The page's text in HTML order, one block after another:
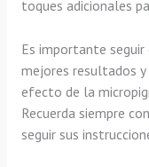
toques adicionales
Es importante
mejores resultados
efecto de la
Recuerda siempre
seguir sus